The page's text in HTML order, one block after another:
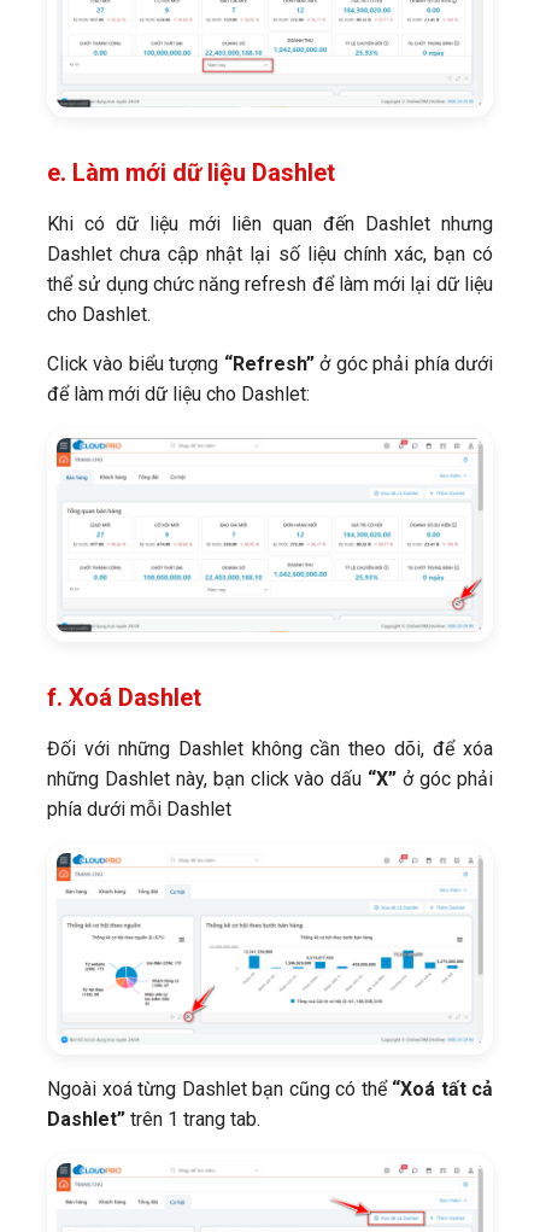
e. Làm mới dữ liệu Dashlet
Khi có dữ liệu mới liên quan đến Dashlet nhưng
Dashlet chưa cập nhật lại số liệu chính xác, bạn có
thể sử dụng chức năng refresh để làm mới lại dữ liệu
cho Dashlet.
Click vào biểu tượng “Refresh”ở góc phải phía dưới
để làm mới dữ liệu cho Dashlet:
f. Xoá Dashlet
Đối với những Dashlet không cần theo dõi, để xóa
những Dashlet này, bạn click vào dấu “X” ở góc phải
phía dưới mỗi Dashlet
Ngoài xoá từng Dashlet bạn cũng có thể “Xoá tất cả
Dashlet” trên 1 trang tab.